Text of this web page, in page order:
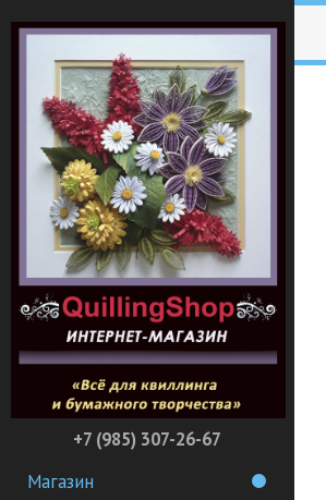
+7 (985) 307-26-67
Магазин